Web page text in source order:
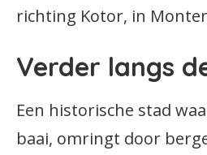
richting Kotor, in
Verder langs
Een historische stad
baai, omringt door